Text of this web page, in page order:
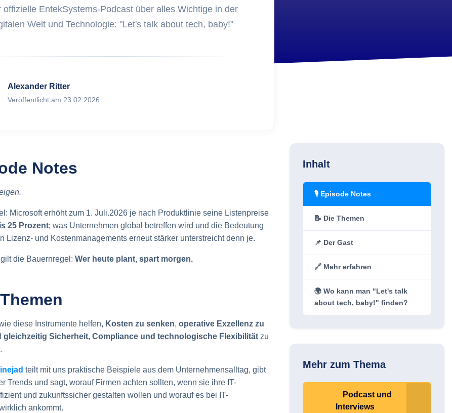
Was sind Assets?
offizielle EntekSystems-Podcast über alles Wichtige in der
Welt und Technologie: "Let's talk about tech, baby!"
Alexander Ritter
Veröffentlicht am 23.02.2026
Notes
Microsoft erhöht zum 1. Juli.2026 je nach Produktlinie seine Listenpreise
25 Prozent; was Unternehmen global betreffen wird und die Bedeutung
Lizenz- und Kostenmanagements erneut stärker unterstreicht denn je.
die Bauernregel: Wer heute plant, spart morgen.
diese Instrumente helfen, Kosten zu senken, operative Exzellenz zu
gleichzeitig Sicherheit, Compliance und technologische Flexibilität zu
teilt mit uns praktische Beispiele aus dem Unternehmensalltag, gibt
Trends und sagt, worauf Firmen achten sollten, wenn sie ihre IT-
und zukunftssicher gestalten wollen und worauf es bei IT-
ankommt.
Inhalt
🎙️ Episode Notes
📝 Die Themen
📌 Der Gast
🔗 Mehr erfahren
🌍 Wo kann man "Let's talk
about tech, baby!" finden?
Mehr zum Thema
Podcast und
Interviews